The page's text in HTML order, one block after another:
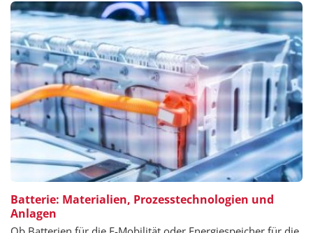
Batterie: Materialien, Prozesstechnologien und
Anlagen